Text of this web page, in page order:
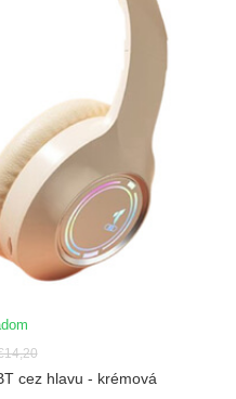
cez hlavu - krémová